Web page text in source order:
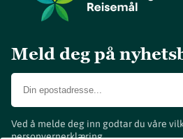
Meld deg på
Ved å melde deg inn godtar du våre
personvernerklæring.